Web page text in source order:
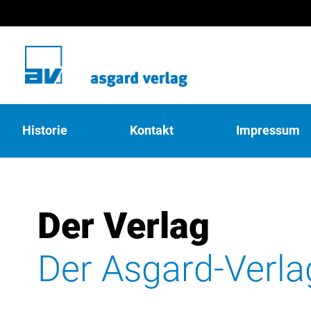
Historie Kontakt Impressum
Der Verlag
Der Asgard-